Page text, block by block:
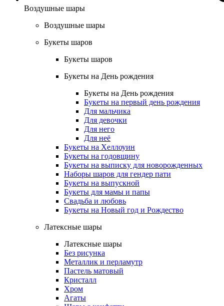
Воздушные шары
Воздушные шары
Букеты шаров
Букеты шаров
Букеты на День рождения
Букеты на День рождения
Букеты на первый день рождения
Для мальчика
Для девочки
Для него
Для неё
Букеты на Хеллоуин
Букеты на годовщину
Букеты на выписку для новорожденных
Наборы шаров для гендер пати
Букеты на выпускной
Букеты для мамы и папы
Свадьба и любовь
Букеты на Новый год и Рождество
Латексные шары
Латексные шары
Без рисунка
Металлик и перламутр
Пастель матовый
Кристалл
Хром
Агаты